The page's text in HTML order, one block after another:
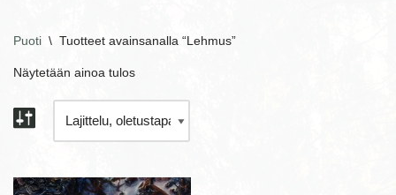
Puoti \ Tuotteet avainsanalla “Lehmus”
Näytetään ainoa tulos